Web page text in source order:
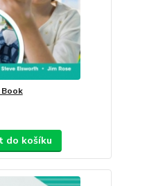
do košíku